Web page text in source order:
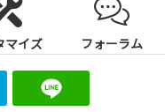
マイズ フォーラム